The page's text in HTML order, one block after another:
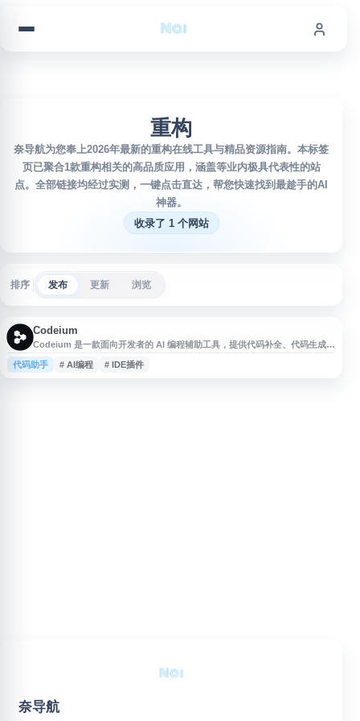
重构
奈导航为您奉上2026年最新的重构在线工具与精品资源指南。本标签
页已聚合1款重构相关的高品质应用，涵盖等业内极具代表性的站
点。全部链接均经过实测，一键点击直达，帮您快速找到最趁手的AI
神器。
收录了 1 个网站
排序 发布 更新 浏览
Codeium
Codeium 是一款面向开发者的 AI 编程辅助工具，提供代码补全、代码生成、
智能问答、代码解释与重构等功能，支持多种主流编程语言和开发环境。用户
可在常用 IDE 中使用其 AI 助手提升编码效率，辅助理解项目代码、生成测
代码助手 # AI编程 # IDE插件
奈导航